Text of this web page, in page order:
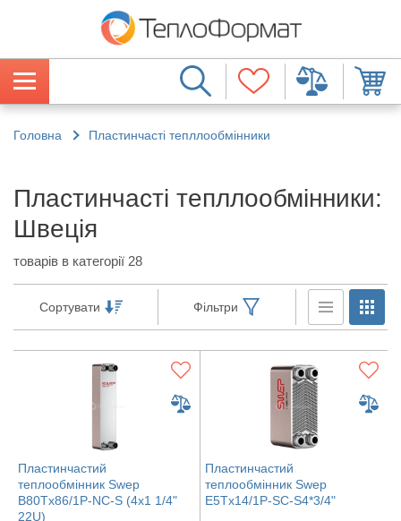
Головна Пластинчасті тепллообмінники
Пластинчасті тепллообмінники:
Швеція
товарів в категорії 28
Сортувати Фільтри
Пластинчастий
теплообмінник Swep
B80Tx86/1P-NC-S (4x1 1/4"
22U)
Пластинчастий
теплообмінник Swep
E5Tx14/1P-SC-S4*3/4"